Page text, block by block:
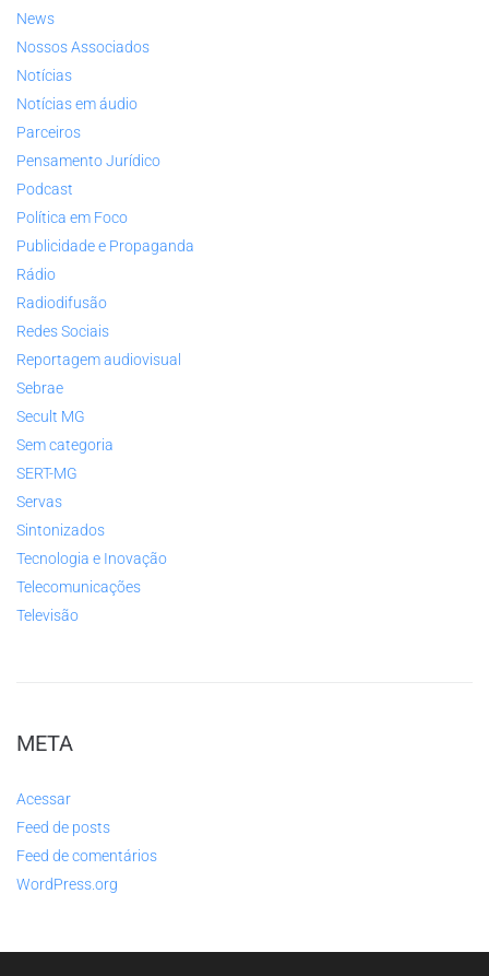
News
Nossos Associados
Notícias
Notícias em áudio
Parceiros
Pensamento Jurídico
Podcast
Política em Foco
Publicidade e Propaganda
Rádio
Radiodifusão
Redes Sociais
Reportagem audiovisual
Sebrae
Secult MG
Sem categoria
SERT-MG
Servas
Sintonizados
Tecnologia e Inovação
Telecomunicações
Televisão
META
Acessar
Feed de posts
Feed de comentários
WordPress.org